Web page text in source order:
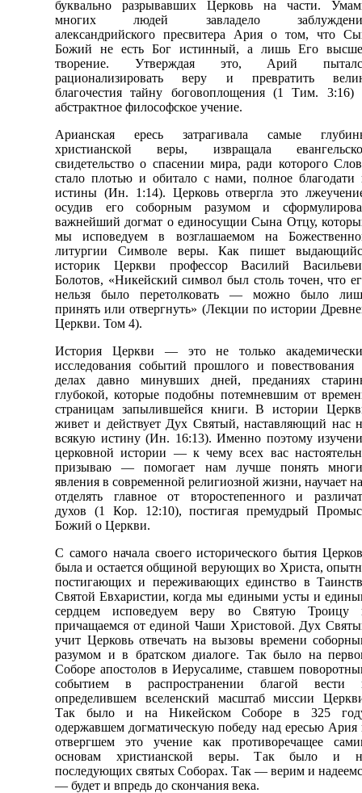
буквально разрывавших Церковь на части.
многих людей завладело
александрийского пресвитера Ария о том, что
Божий не есть Бог истинный, а лишь Его
творение. Утверждая это, Арий
рационализировать веру и превратить
благочестия тайну боговоплощения (1 Тим. 3:16)
абстрактное философское учение.
Арианская ересь затрагивала самые
христианской веры, извращала
свидетельство о спасении мира, ради которого
стало плотью и обитало с нами, полное благодати
истины (Ин. 1:14). Церковь отвергла это
осудив его соборным разумом и
важнейший догмат о единосущии Сына Отцу,
мы исповедуем в возглашаемом на
литургии Символе веры. Как пишет
историк Церкви профессор Василий
Болотов, «Никейский символ был столь точен, что
нельзя было перетолковать — можно было
принять или отвергнуть» (Лекции по истории
Церкви. Том 4).
История Церкви — это не только
исследования событий прошлого и повествования
делах давно минувших дней, преданиях
глубокой, которые подобны потемневшим от
страницам запылившейся книги. В истории
живет и действует Дух Святый, наставляющий нас
всякую истину (Ин. 16:13). Именно поэтому
церковной истории — к чему всех вас
призываю — помогает нам лучше понять
явления в современной религиозной жизни, научает
отделять главное от второстепенного и
духов (1 Кор. 12:10), постигая премудрый
Божий о Церкви.
С самого начала своего исторического бытия
была и остается общиной верующих во Христа,
постигающих и переживающих единство в
Святой Евхаристии, когда мы едиными усты и
сердцем исповедуем веру во Святую Троицу
причащаемся от единой Чаши Христовой. Дух
учит Церковь отвечать на вызовы времени
разумом и в братском диалоге. Так было на
Соборе апостолов в Иерусалиме, ставшем
событием в распространении благой вести
определившем вселенский масштаб миссии
Так было и на Никейском Соборе в 325
одержавшем догматическую победу над ересью Ария
отвергшем это учение как противоречащее
основам христианской веры. Так было и
последующих святых Соборах. Так — верим и
— будет и впредь до скончания века.